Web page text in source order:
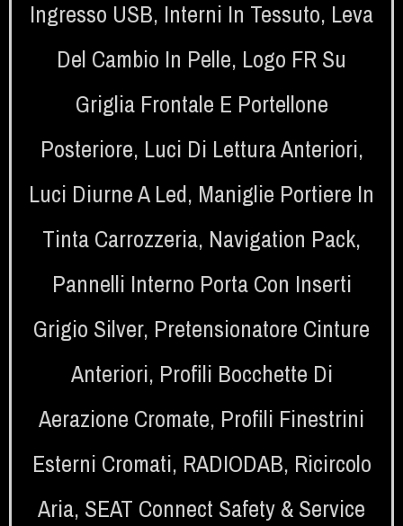
Ingresso USB, Interni In Tessuto, Leva
Del Cambio In Pelle, Logo FR Su
Griglia Frontale E Portellone
Posteriore, Luci Di Lettura Anteriori,
Luci Diurne A Led, Maniglie Portiere In
Tinta Carrozzeria, Navigation Pack,
Pannelli Interno Porta Con Inserti
Grigio Silver, Pretensionatore Cinture
Anteriori, Profili Bocchette Di
Aerazione Cromate, Profili Finestrini
Esterni Cromati, RADIODAB, Ricircolo
Aria, SEAT Connect Safety & Service